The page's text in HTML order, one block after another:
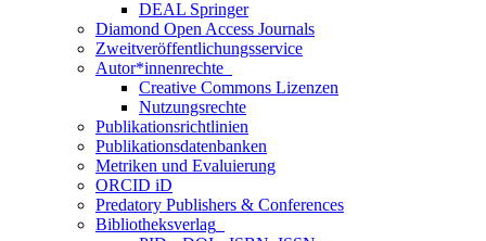
DEAL Springer
Diamond Open Access Journals
Zweitveröffentlichungsservice
Autor*innenrechte
Creative Commons Lizenzen
Nutzungsrechte
Publikationsrichtlinien
Publikationsdatenbanken
Metriken und Evaluierung
ORCID iD
Predatory Publishers & Conferences
Bibliotheksverlag